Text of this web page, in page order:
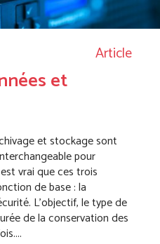
Article
et
et stockage sont
pour
vrai que ces trois
de base : la
L’objectif, le type de
de la conservation des